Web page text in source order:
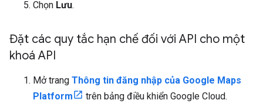
Chọn Lưu.
Đặt các quy tắc hạn chế đối với API cho một
khoá API
Mở trang Thông tin đăng nhập của Google Maps
Platform
trên bảng điều khiển Google Cloud.